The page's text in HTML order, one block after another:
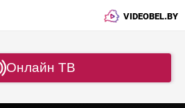
VIDEOBEL.BY
Онлайн ТВ